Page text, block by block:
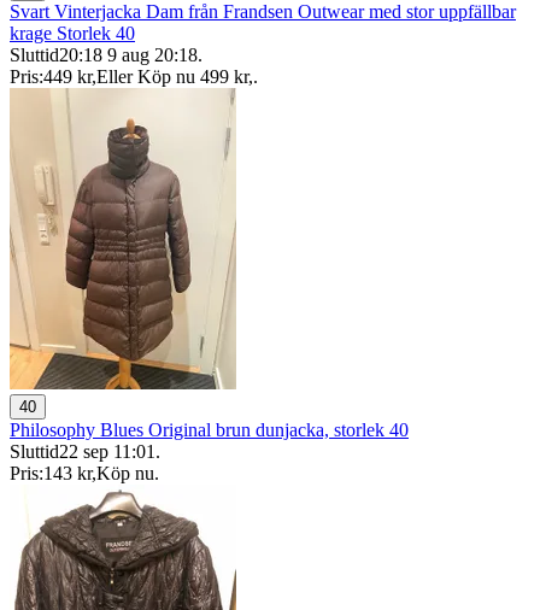
Svart Vinterjacka Dam från Frandsen Outwear med stor uppfällbar
krage Storlek 40
Sluttid20:18 9 aug 20:18.
Pris:449 kr,Eller Köp nu 499 kr,.
40
Philosophy Blues Original brun dunjacka, storlek 40
Sluttid22 sep 11:01 .
Pris:143 kr,Köp nu.